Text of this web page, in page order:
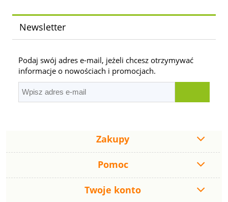
Newsletter
Podaj swój adres e-mail, jeżeli chcesz otrzymywać
informacje o nowościach i promocjach.
Zakupy
Pomoc
Twoje konto